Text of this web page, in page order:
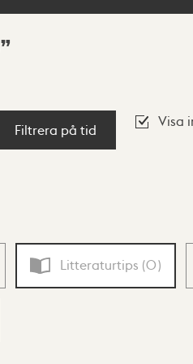
Filtrera på tid
Visa
Litteraturtips (0)